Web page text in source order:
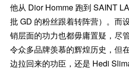
他从 Dior Homme 跑到 SAINT
批 GD 的粉丝跟着转阵营）。而
销层面的功力也都毋庸置疑，尽
令众多品牌羡慕的辉煌历史，但
边拉回来的功臣，还是 Hedi